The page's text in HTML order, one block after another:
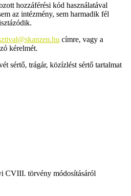
hozzáférési kód használatával
az intézmény, sem harmadik fél
címre, vagy a
kérelmét.
sértő, trágár, közízlést sértő tartalmat
CVIII. törvény módosításáról